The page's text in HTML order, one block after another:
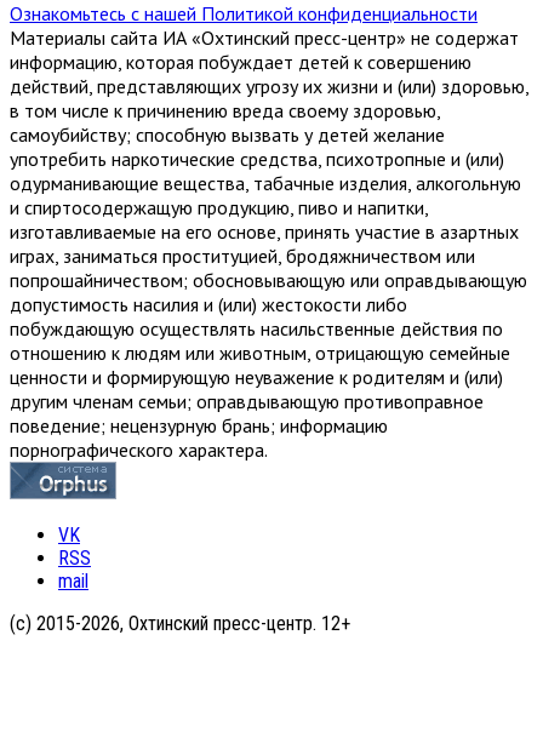
Ознакомьтесь с нашей Политикой конфиденциальности
Материалы сайта ИА «Охтинский пресс-центр» не содержат
информацию, которая побуждает детей к совершению
действий, представляющих угрозу их жизни и (или) здоровью,
в том числе к причинению вреда своему здоровью,
самоубийству; способную вызвать у детей желание
употребить наркотические средства, психотропные и (или)
одурманивающие вещества, табачные изделия, алкогольную
и спиртосодержащую продукцию, пиво и напитки,
изготавливаемые на его основе, принять участие в азартных
играх, заниматься проституцией, бродяжничеством или
попрошайничеством; обосновывающую или оправдывающую
допустимость насилия и (или) жестокости либо
побуждающую осуществлять насильственные действия по
отношению к людям или животным, отрицающую семейные
ценности и формирующую неуважение к родителям и (или)
другим членам семьи; оправдывающую противоправное
поведение; нецензурную брань; информацию
порнографического характера.
VK
RSS
mail
(с) 2015-2026, Охтинский пресс-центр. 12+